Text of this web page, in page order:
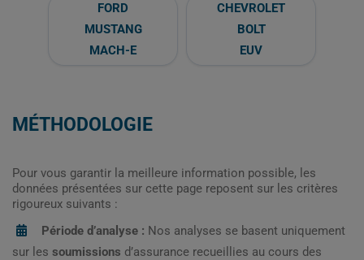
FORD
MUSTANG
MACH-E
CHEVROLET
BOLT
EUV
MÉTHODOLOGIE
Pour vous garantir la meilleure information possible, les
données présentées sur cette page reposent sur les critères
rigoureux suivants :
Période d’analyse : Nos analyses se basent uniquement
sur les soumissions d’assurance recueillies au cours des